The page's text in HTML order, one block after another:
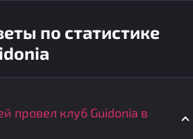
по статистике
провел клуб Guidonia в